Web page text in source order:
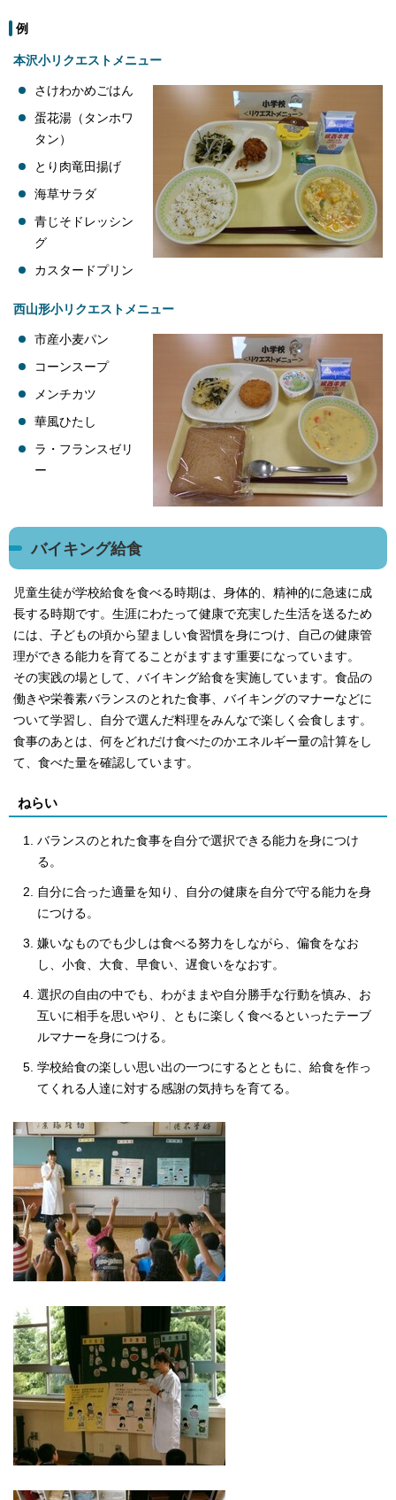
例
本沢小リクエストメニュー
さけわかめごはん
蛋花湯（タンホワ
タン）
とり肉竜田揚げ
海草サラダ
青じそドレッシン
グ
カスタードプリン
西山形小リクエストメニュー
市産小麦パン
コーンスープ
メンチカツ
華風ひたし
ラ・フランスゼリ
ー
バイキング給食
児童生徒が学校給食を食べる時期は、身体的、精神的に急速に成
長する時期です。生涯にわたって健康で充実した生活を送るため
には、子どもの頃から望ましい食習慣を身につけ、自己の健康管
理ができる能力を育てることがますます重要になっています。
その実践の場として、バイキング給食を実施しています。食品の
働きや栄養素バランスのとれた食事、バイキングのマナーなどに
ついて学習し、自分で選んだ料理をみんなで楽しく会食します。
食事のあとは、何をどれだけ食べたのかエネルギー量の計算をし
て、食べた量を確認しています。
ねらい
バランスのとれた食事を自分で選択できる能力を身につけ
る。
自分に合った適量を知り、自分の健康を自分で守る能力を身
につける。
嫌いなものでも少しは食べる努力をしながら、偏食をなお
し、小食、大食、早食い、遅食いをなおす。
選択の自由の中でも、わがままや自分勝手な行動を慎み、お
互いに相手を思いやり、ともに楽しく食べるといったテーブ
ルマナーを身につける。
学校給食の楽しい思い出の一つにするとともに、給食を作っ
てくれる人達に対する感謝の気持ちを育てる。